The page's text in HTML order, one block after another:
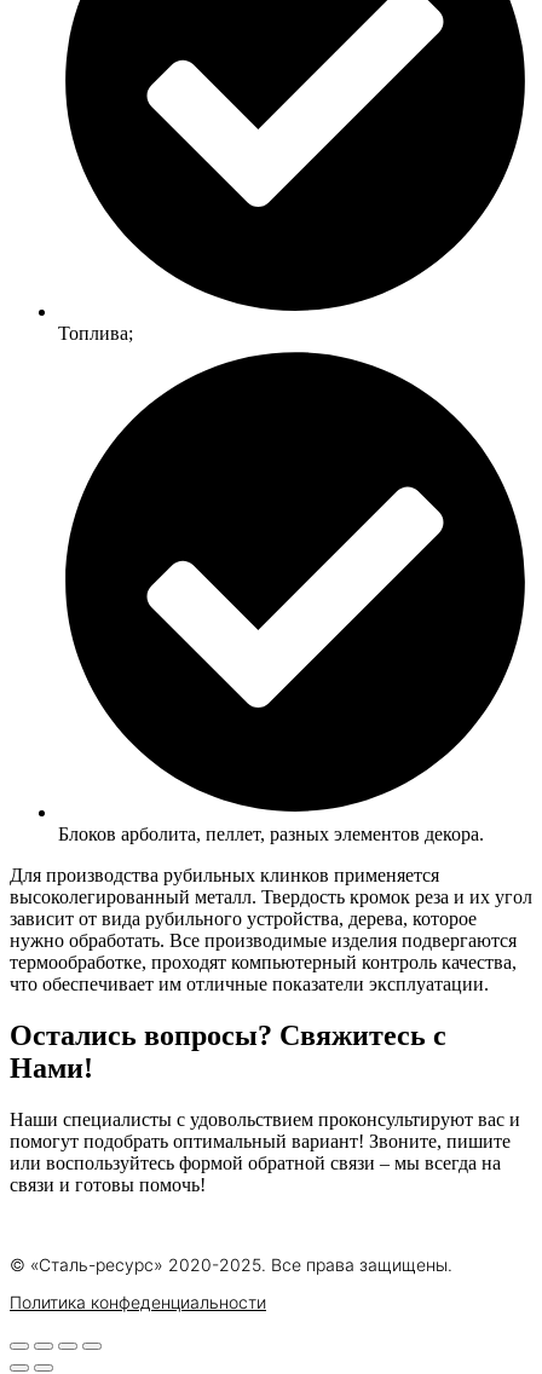
Топлива;
Блоков арболита, пеллет, разных элементов декора.
Для производства рубильных клинков применяется
высоколегированный металл. Твердость кромок реза и их угол
зависит от вида рубильного устройства, дерева, которое
нужно обработать. Все производимые изделия подвергаются
термообработке, проходят компьютерный контроль качества,
что обеспечивает им отличные показатели эксплуатации.
Остались вопросы? Свяжитесь с
Нами!
Наши специалисты с удовольствием проконсультируют вас и
помогут подобрать оптимальный вариант! Звоните, пишите
или воспользуйтесь формой обратной связи – мы всегда на
связи и готовы помочь!
© «Сталь-ресурс» 2020-2025. Все права защищены.
Политика конфеденциальности